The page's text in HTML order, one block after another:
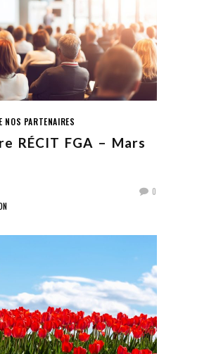
NOS PARTENAIRES
RÉCIT FGA – Mars
0